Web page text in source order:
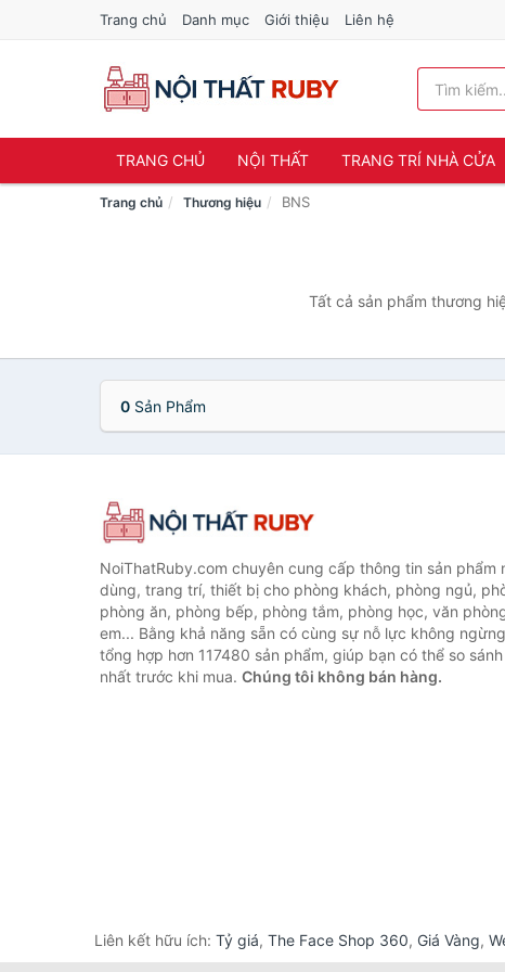
Trang chủ Danh mục Giới thiệu Liên hệ
TRANG CHỦ NỘI THẤT TRANG TRÍ NHÀ CỬA
Trang chủ Thương hiệu BNS
Tất cả sản phẩm thương
0 Sản Phẩm
NoiThatRuby.com chuyên cung cấp thông tin sản phẩm
dùng, trang trí, thiết bị cho phòng khách, phòng ngủ,
phòng ăn, phòng bếp, phòng tắm, phòng học, văn
em... Bằng khả năng sẵn có cùng sự nỗ lực không
tổng hợp hơn 117480 sản phẩm, giúp bạn có thể so
nhất trước khi mua. Chúng tôi không bán hàng.
Liên kết hữu ích: Tỷ giá, The Face Shop 360, Giá Vàng,